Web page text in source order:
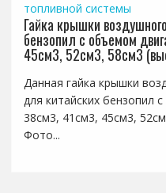
топливной системы
Гайка крышки
бензопил с объемом
45см3, 52см3, 58см3
Данная гайка крышки
для китайских бензопил
38см3, 41см3, 45см3,
Фото...